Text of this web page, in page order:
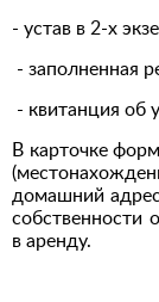
- устав в 2-х
- заполненная
- квитанция об
В карточке
домашний
собственности
в аренду.